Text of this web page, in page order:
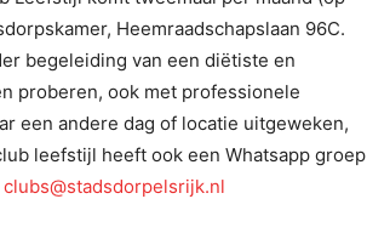
Heemraadschapslaan 96C.
begeleiding van een diëtiste en
proberen, ook met professionele
een andere dag of locatie uitgeweken,
leefstijl heeft ook een Whatsapp groep
clubs@stadsdorpelsrijk.nl